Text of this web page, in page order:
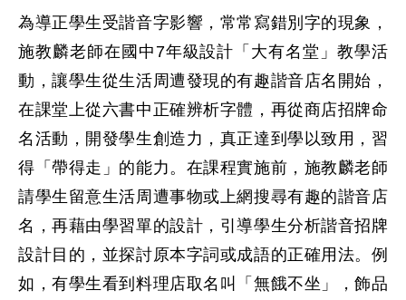
為導正學生受諧音字影響，常常寫錯別字的現象，
施教麟老師在國中7年級設計「大有名堂」教學活
動，讓學生從生活周遭發現的有趣諧音店名開始，
在課堂上從六書中正確辨析字體，再從商店招牌命
名活動，開發學生創造力，真正達到學以致用，習
得「帶得走」的能力。在課程實施前，施教麟老師
請學生留意生活周遭事物或上網搜尋有趣的諧音店
名，再藉由學習單的設計，引導學生分析諧音招牌
設計目的，並探討原本字詞或成語的正確用法。例
如，有學生看到料理店取名叫「無餓不坐」，飾品